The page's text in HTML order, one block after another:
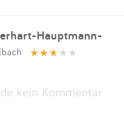
Hauptmann-
kein Kommentar